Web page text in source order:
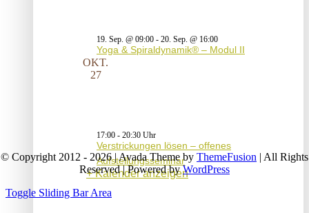
19. Sep. @ 09:00 - 20. Sep. @ 16:00
Yoga & Spiraldynamik® – Modul II
OKT.
27
17:00 - 20:30
Verstrickungen lösen – offenes
Aufstellungsseminar
Kalender anzeigen
© Copyright 2012 - 2026 | Avada Theme by ThemeFusion | All Rights
Reserved | Powered byWordPress
Toggle Sliding Bar Area